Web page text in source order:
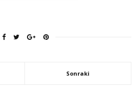
Sonraki